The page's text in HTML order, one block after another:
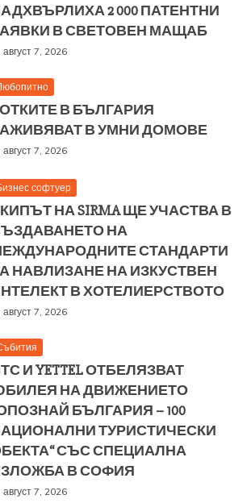
2 000 ПАТЕНТНИ
В СВЕТОВЕН МАЩАБ
август 7, 2026
В БЪЛГАРИЯ
В УМНИ ДОМОВЕ
август 7, 2026
софтуер
НА SIRMA ЩЕ УЧАСТВА В
НА
СТАНДАРТИ
НАВЛИЗАНЕ НА ИЗКУСТВЕН
В ХОТЕЛИЕРСТВОТО
август 7, 2026
И YETTEL ОТБЕЛЯЗВАТ
НА ДВИЖЕНИЕТО
БЪЛГАРИЯ – 100
ТУРИСТИЧЕСКИ
СЪС СПЕЦИАЛНА
В СОФИЯ
август 7, 2026